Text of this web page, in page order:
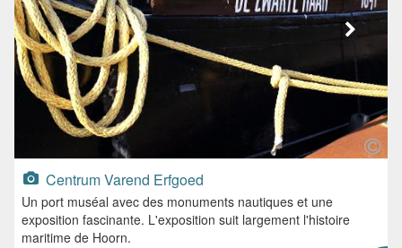
Centrum Varend Erfgoed
Un port muséal avec des monuments nautiques et une
exposition fascinante. L'exposition suit largement l'histoire
maritime de Hoorn.